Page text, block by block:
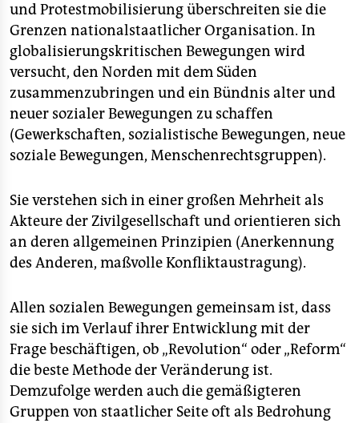
und Protestmobilisierung überschreiten sie die
Grenzen nationalstaatlicher Organisation. In
globalisierungskritischen Bewegungen wird
versucht, den Norden mit dem Süden
zusammenzubringen und ein Bündnis alter und
neuer sozialer Bewegungen zu schaffen
(Gewerkschaften, sozialistische Bewegungen, neue
soziale Bewegungen, Menschenrechtsgruppen).
Sie verstehen sich in einer großen Mehrheit als
Akteure der Zivilgesellschaft und orientieren sich
an deren allgemeinen Prinzipien (Anerkennung
des Anderen, maßvolle Konfliktaustragung).
Allen sozialen Bewegungen gemeinsam ist, dass
sie sich im Verlauf ihrer Entwicklung mit der
Frage beschäftigen, ob „Revolution“ oder „Reform“
die beste Methode der Veränderung ist.
Demzufolge werden auch die gemäßigteren
Gruppen von staatlicher Seite oft als Bedrohung